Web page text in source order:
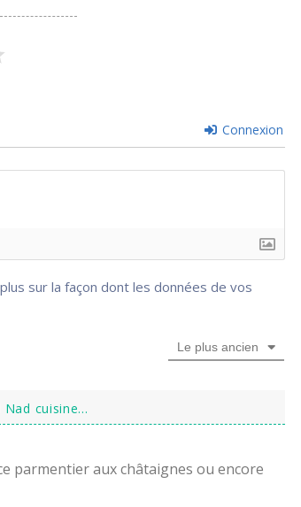
Connexion
sur la façon dont les données de vos
Le plus ancien
cuisine...
parmentier aux châtaignes ou encore